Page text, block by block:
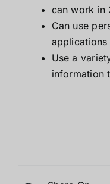
can work in
Can use
Use a
information